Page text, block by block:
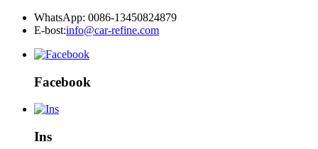
WhatsApp: 0086-13450824879
E-bost:info@car-refine.com
Facebook
Ins